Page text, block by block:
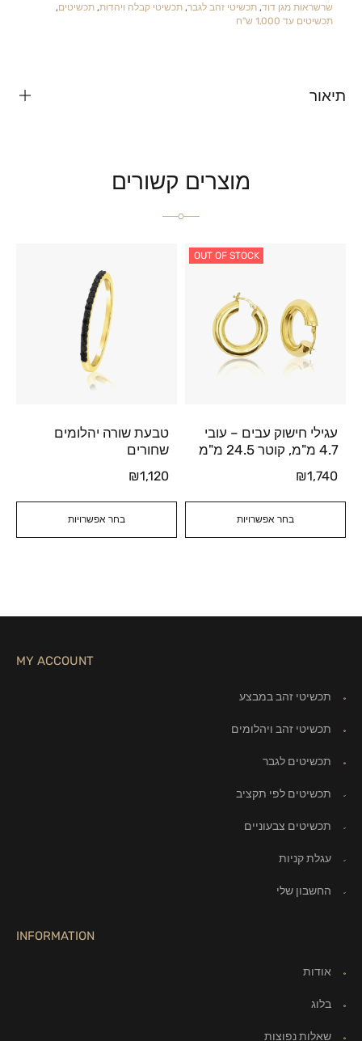
שרשראות מגן דוד,תכשיטי זהב לגבר,תכשיטי קבלה ויהדות,תכשיטים,
תכשיטים עד 1,000 ש"ח
תיאור
מוצרים קשורים
OUT OF STOCK
בחר אפשרויות
עגילי חישוק עבים – עובי
4.7 מ"מ, קוטר 24.5 מ"מ
₪1,740
בחר אפשרויות
טבעת שורה יהלומים
שחורים
₪1,120
MY ACCOUNT
תכשיטי זהב במבצע
תכשיטי זהב ויהלומים
תכשיטים לגבר
תכשיטים לפי תקציב
תכשיטים צבעוניים
עגלת קניות
החשבון שלי
INFORMATION
אודות
בלוג
שאלות נפוצות